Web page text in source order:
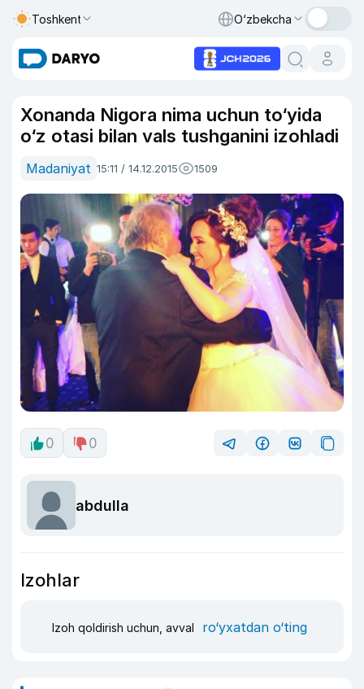
Toshkent O‘zbekcha
Xonanda Nigora nima uchun to‘yida
o‘z otasi bilan vals tushganini izohladi
Madaniyat 15:11 / 14.12.2015 1509
0 0
abdulla
Izohlar
Izoh qoldirish uchun, avval ro‘yxatdan o‘ting